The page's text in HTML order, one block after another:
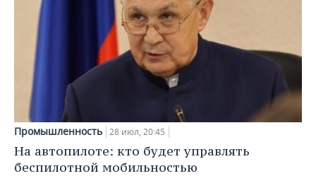
Промышленность 28 июл, 20:45
На автопилоте: кто будет управлять
беспилотной мобильностью